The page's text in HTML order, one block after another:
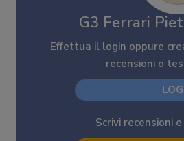
G3 Ferrari
Effettua il login oppure
recensioni o
Scrivi recensioni